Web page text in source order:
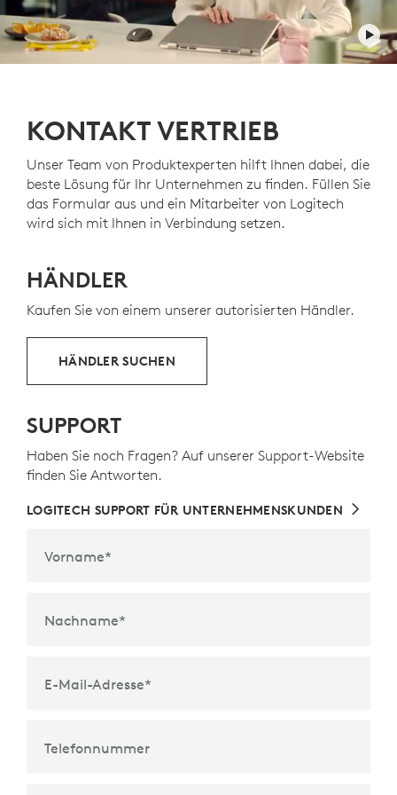
zwischen dem stufenweisen Bildlauf und dem
Freilauf
Schnellladung überUSB-C
8000-DPI-Abtastsensor
Easy-Switch
Tasten
MIT RECYCELTEM KUNSTSTOFF
KUNSTSTOFF, um Kunststoff aus alter
Verbraucherelektronik ein zweites Leben zu geben.
Dies trägt auch zur Senkung unserer CO2-Bilanz bei.
12 Ausgenommen Kunststoff in
INFOS ZU RECYCELTEM KUNSTSTOFF
KONTAKT VERTRIEB
Unser Team von Produktexperten hilft Ihnen dabei, die
beste Lösung für Ihr Unternehmen zu finden. Füllen Sie
das Formular aus und ein Mitarbeiter von Logitech
wird sich mit Ihnen in Verbindung setzen.
HÄNDLER
Kaufen Sie von einem unserer autorisierten Händler.
HÄNDLER SUCHEN
SUPPORT
Haben Sie noch Fragen? Auf unserer Support-Website
finden Sie Antworten.
LOGITECH SUPPORT FÜR UNTERNEHMENSKUNDEN
Vorname*
Nachname*
E-Mail-Adresse*
Telefonnummer